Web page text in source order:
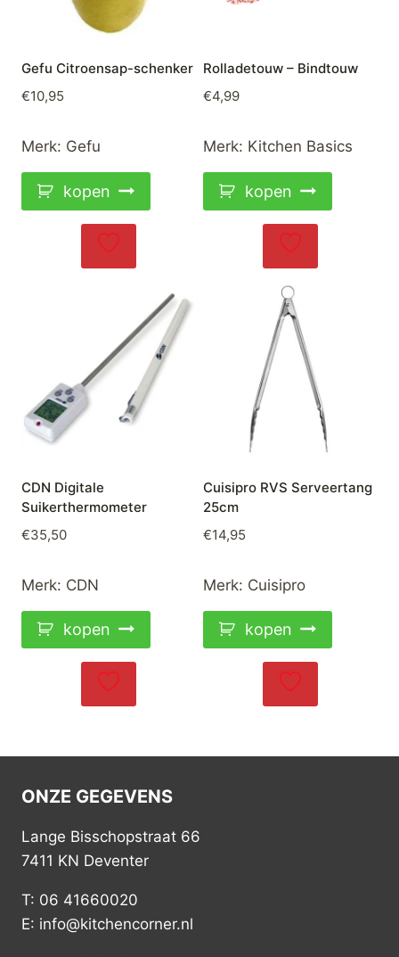
Gefu Citroensap-schenker
€10,95
Merk: Gefu
kopen
Rolladetouw – Bindtouw
€4,99
Merk: Kitchen Basics
kopen
CDN Digitale
Suikerthermometer
€35,50
Merk: CDN
kopen
Cuisipro RVS Serveertang
25cm
€14,95
Merk: Cuisipro
kopen
ONZE GEGEVENS
Lange Bisschopstraat 66
7411 KN Deventer
T: 06 41660020
E: info@kitchencorner.nl